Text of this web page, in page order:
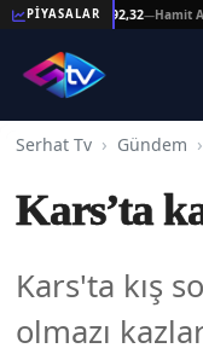
PİYASALAR
Altın44.092,32 —Hamit Altın
Serhat Tv Gündem
Kars’ta
Kars'ta kış
olmazı